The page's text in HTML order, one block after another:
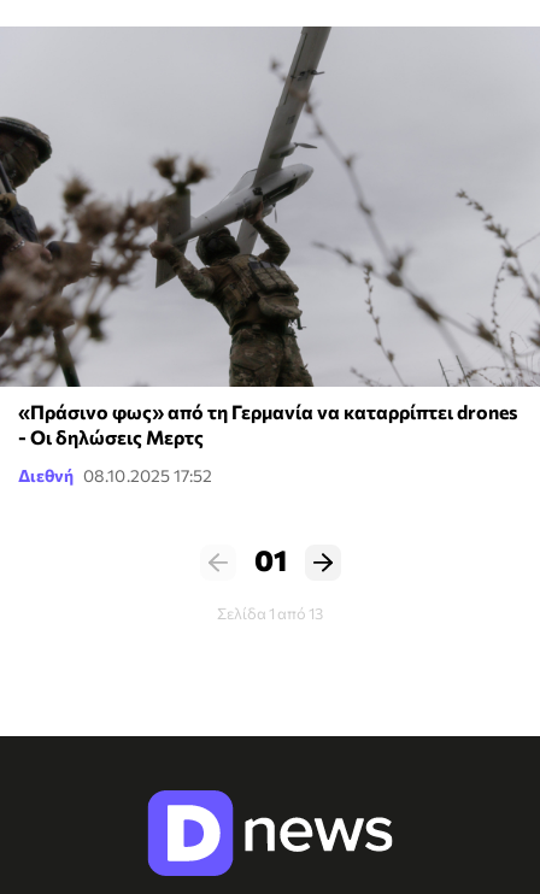
«Πράσινο φως» από τη Γερμανία να καταρρίπτει drones
- Οι δηλώσεις Μερτς
Διεθνή 08.10.2025 17:52
01
Σελίδα 1 από 13